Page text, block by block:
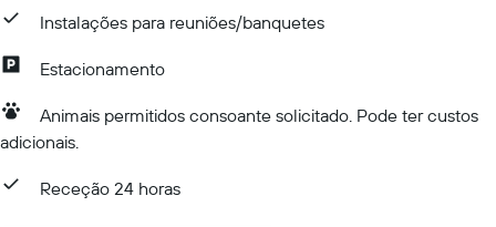
Instalações para reuniões/banquetes
Estacionamento
Animais permitidos consoante solicitado. Pode ter custos
adicionais.
Receção 24 horas